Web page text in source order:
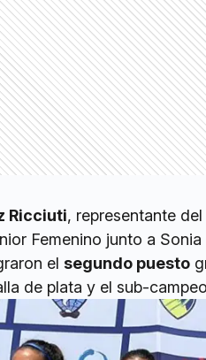
Ricciuti, representante
Femenino junto a
el segundo puesto
de plata y el sub-